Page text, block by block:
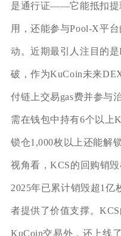
是通行证——它能抵扣提
用，还能参与Pool-X平
动。近期最引人注目的
破，作为KuCoin未来
付链上交易gas费并参与
需在钱包中持有6个以上
锁仓1,000枚以上还能解
视角看，KCS的回购销
2025年已累计销毁超1亿
者提供了价值支撑。
KuCoin交易外，还上线